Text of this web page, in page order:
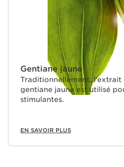
Gentiane jaune
Traditionnellement, l’extrait
gentiane jaune est utilisé
stimulantes.
EN SAVOIR PLUS